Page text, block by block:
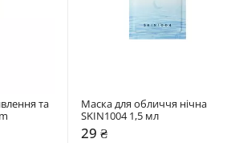
та
Маска для обличчя нічна
SKIN1004 1,5 мл
29 ₴